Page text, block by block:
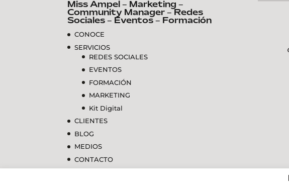
Miss Ampel – Marketing –
Community Manager – Redes
Sociales – Eventos – Formación
CONOCE
SERVICIOS
REDES SOCIALES
EVENTOS
FORMACIÓN
MARKETING
Kit Digital
CLIENTES
BLOG
MEDIOS
CONTACTO